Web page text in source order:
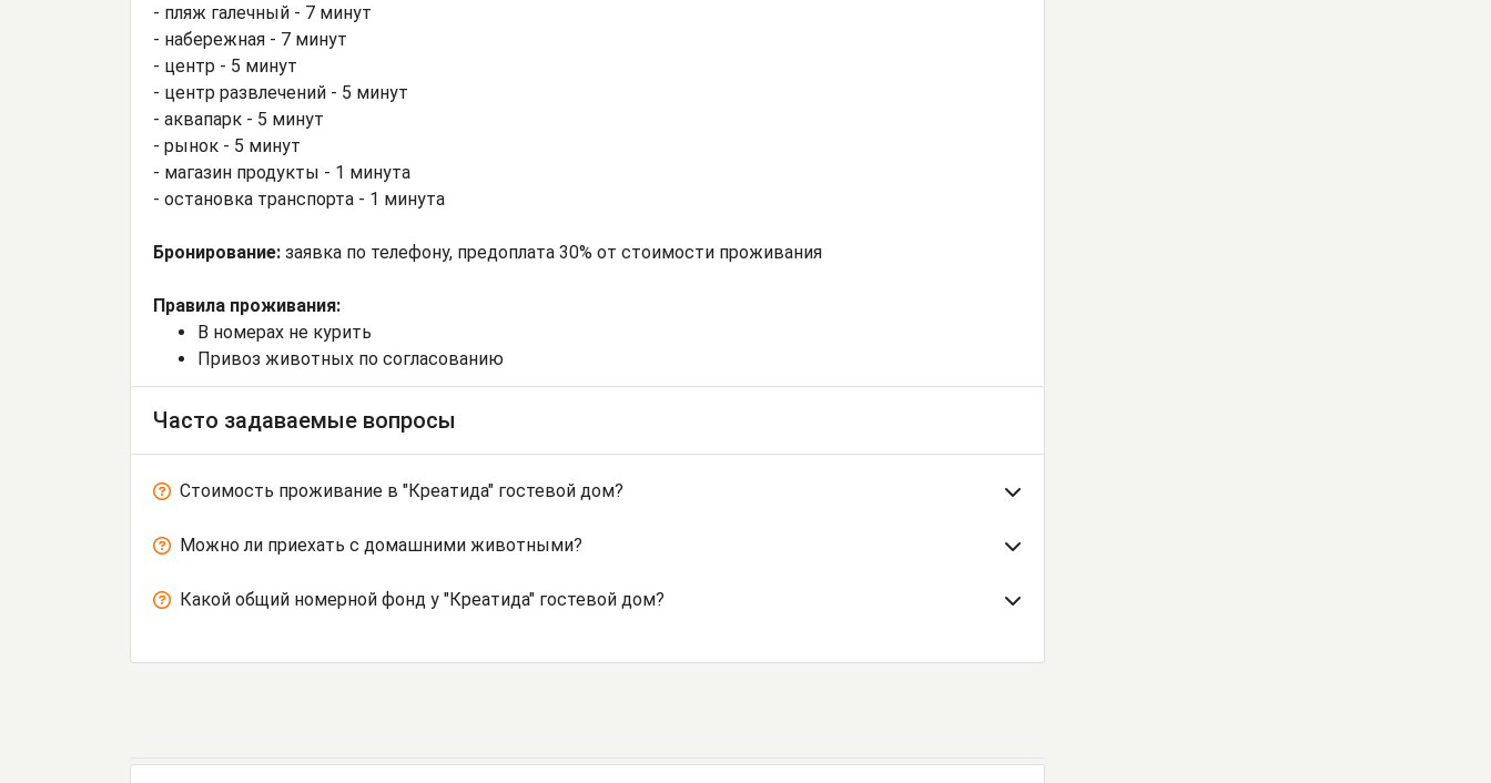
- пляж галечный - 7 минут
- набережная - 7 минут
- центр - 5 минут
- центр развлечений - 5 минут
- аквапарк - 5 минут
- рынок - 5 минут
- магазин продукты - 1 минута
- остановка транспорта - 1 минута
Бронирование: заявка по телефону, предоплата 30% от стоимости проживания
Правила проживания:
В номерах не курить
Привоз животных по согласованию
Часто задаваемые вопросы
Стоимость проживание в "Креатида" гостевой дом?
Можно ли приехать с домашними животными?
Какой общий номерной фонд у "Креатида" гостевой дом?